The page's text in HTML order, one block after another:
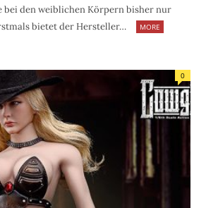
bei den weiblichen Körpern bisher nur
bietet der Hersteller…
MORE
0